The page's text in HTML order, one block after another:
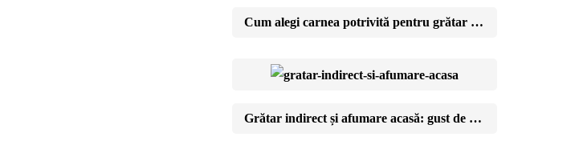
Cum alegi carnea potrivită pentru grătar de la măcelar
Grătar indirect și afumare acasă: gust de restaurant în curtea ta